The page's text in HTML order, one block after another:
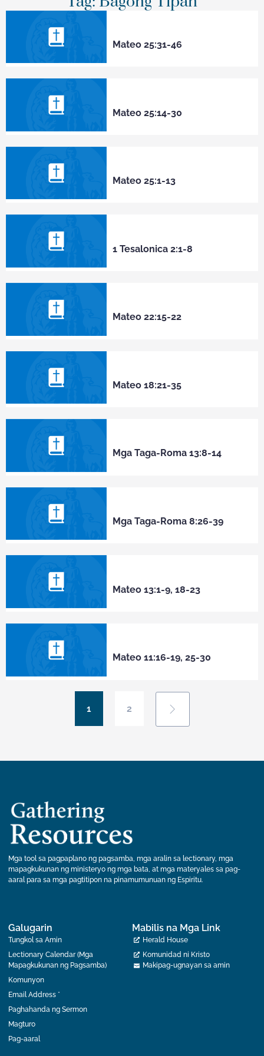
Mateo 25:31-46
Mateo 25:14-30
Mateo 25:1-13
1 Tesalonica 2:1-8
Mateo 22:15-22
Mateo 18:21-35
Mga Taga-Roma 13:8-14
Mga Taga-Roma 8:26-39
Mateo 13:1-9, 18-23
Mateo 11:16-19, 25-30
1 2
Mga tool sa pagpaplano ng pagsamba, mga aralin sa lectionary, mga
mapagkukunan ng ministeryo ng mga bata, at mga materyales sa pag-
aaral para sa mga pagtitipon na pinamumunuan ng Espiritu.
Galugarin
Tungkol sa Amin
Lectionary Calendar (Mga
Mapagkukunan ng Pagsamba)
Komunyon
Email Address *
Paghahanda ng Sermon
Magturo
Pag-aaral
Mabilis na Mga Link
Herald House
Komunidad ni Kristo
Makipag-ugnayan sa amin